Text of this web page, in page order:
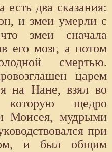
два сказания:
и змеи умерли с
змеи сначала
его мозг, а потом
смертью.
царем
на Нане, взял во
которую щедро
Моисея, мудрыми
при
и был общим